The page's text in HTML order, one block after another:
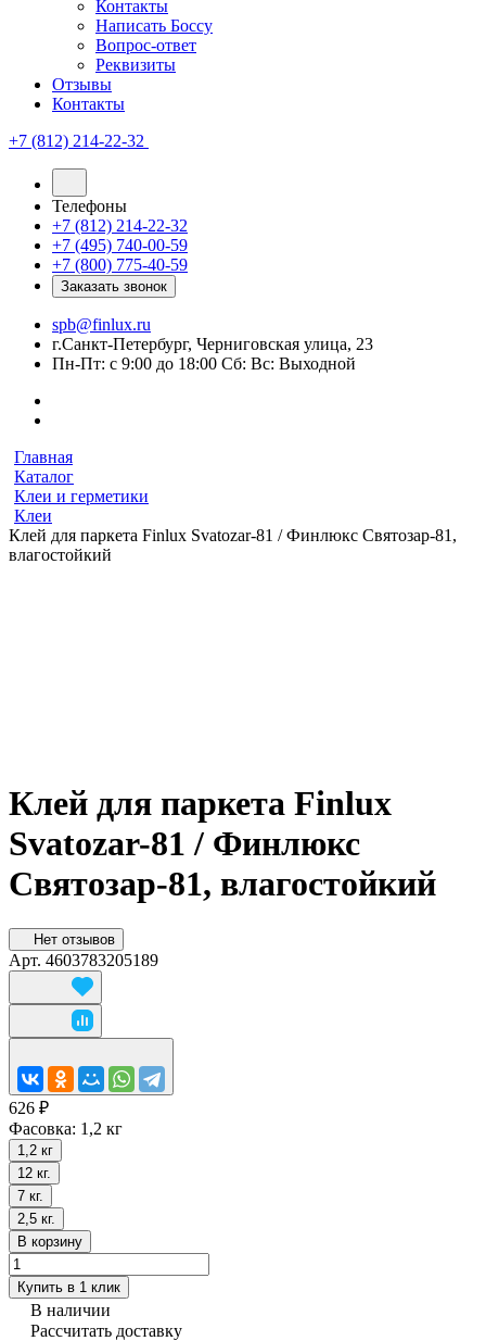
Контакты
Написать Боссу
Вопрос-ответ
Реквизиты
Отзывы
Контакты
+7 (812) 214-22-32
Телефоны
+7 (812) 214-22-32
+7 (495) 740-00-59
+7 (800) 775-40-59
Заказать звонок
spb@finlux.ru
г.Санкт-Петербург, Черниговская улица, 23
Пн-Пт: с 9:00 до 18:00 Сб: Вс: Выходной
Главная
Каталог
Клеи и герметики
Клеи
Клей для паркета Finlux Svatozar-81 / Финлюкс Святозар-81,
влагостойкий
Клей для паркета Finlux
Svatozar-81 / Финлюкс
Святозар-81, влагостойкий
Нет отзывов
Арт. 4603783205189
626 ₽
Фасовка: 1,2 кг
1,2 кг
12 кг.
7 кг.
2,5 кг.
В корзину
Купить в 1 клик
В наличии
Рассчитать доставку